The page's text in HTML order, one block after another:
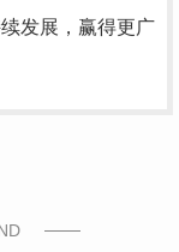
发展，赢得更广